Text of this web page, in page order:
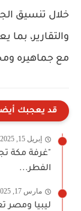
خلال تنسيق
والتقارير،
مع جماهيره
قد يعجبك
إبريل 15, 2025
"غرفة مكة
الفطر...
مارس 17, 2025
ليبيا ومصر